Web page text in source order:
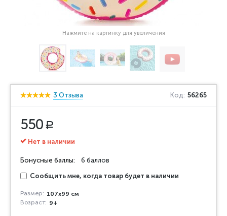
Нажмите на картинку для увеличения
3 Отзыва Код: 56265
550 Р
Нет в наличии
Бонусные баллы: 6 баллов
Сообщить мне, когда товар будет в наличии
Размер: 107x99 см
Возраст: 9+